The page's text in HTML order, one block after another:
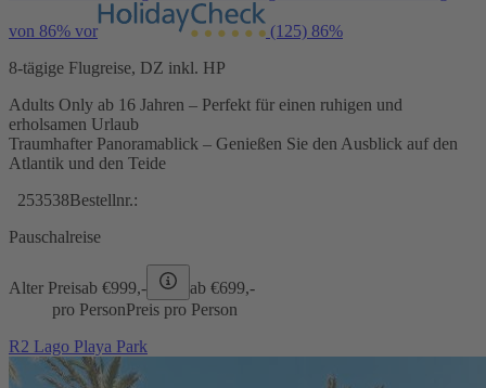
von 86% vor (125) 86%
8-tägige Flugreise, DZ inkl. HP
Adults Only ab 16 Jahren – Perfekt für einen ruhigen und
erholsamen Urlaub
Traumhafter Panoramablick – Genießen Sie den Ausblick auf den
Atlantik und den Teide
253538Bestellnr.:
Pauschalreise
Alter Preisab €999,- ab €699,-
pro PersonPreis pro Person
R2 Lago Playa Park